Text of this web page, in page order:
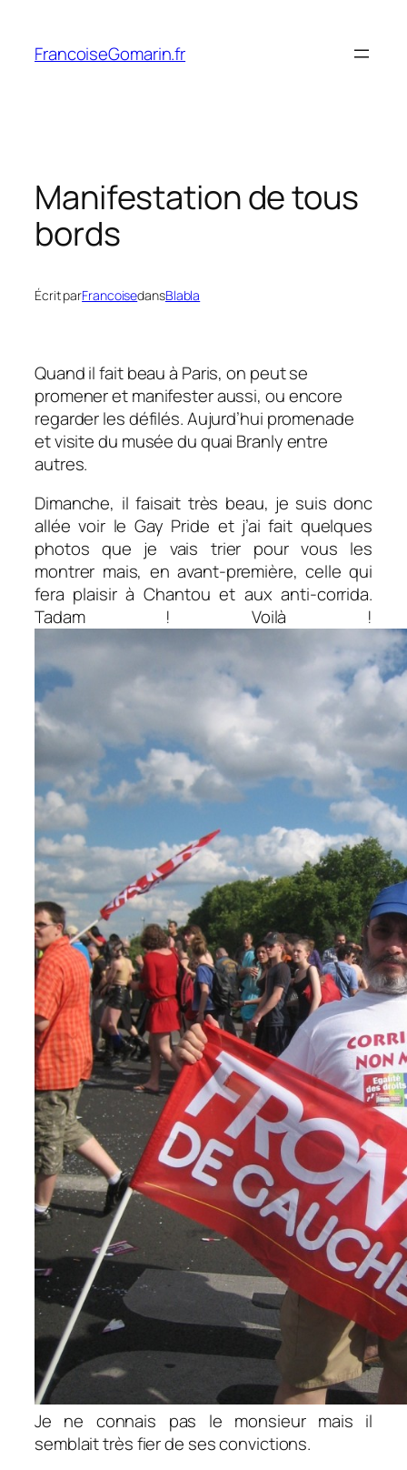
contenu
FrancoiseGomarin.fr
Manifestation de tous
bords
Écrit parFrancoisedansBlabla
Quand il fait beau à Paris, on peut se
promener et manifester aussi, ou encore
regarder les défilés. Aujurd’hui promenade
et visite du musée du quai Branly entre
autres.
Dimanche, il faisait très beau, je suis donc
allée voir le Gay Pride et j’ai fait quelques
photos que je vais trier pour vous les
montrer mais, en avant-première, celle qui
fera plaisir à Chantou et aux anti-corrida.
Tadam ! Voilà !
Je ne connais pas le monsieur mais il
semblait très fier de ses convictions.